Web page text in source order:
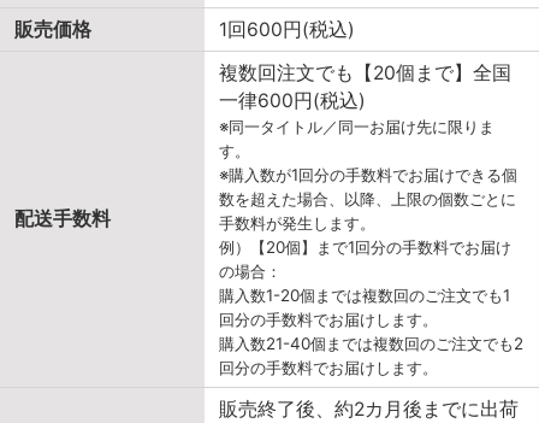
販売価格
1回600円(税込)
配送手数料
複数回注文でも【20個まで】全国
一律600円(税込)
※同一タイトル／同一お届け先に限りま
す。
※購入数が1回分の手数料でお届けできる個
数を超えた場合、以降、上限の個数ごとに
手数料が発生します。
例）【20個】まで1回分の手数料でお届け
の場合：
購入数1-20個までは複数回のご注文でも1
回分の手数料でお届けします。
購入数21-40個までは複数回のご注文でも2
回分の手数料でお届けします。
販売終了後、約2カ月後までに出荷